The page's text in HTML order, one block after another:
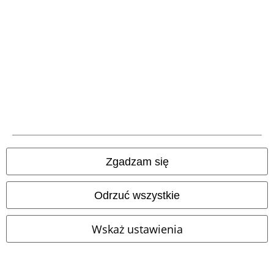
Zgadzam się
Odrzuć wszystkie
Wskaż ustawienia
Płatność za
pobraniem